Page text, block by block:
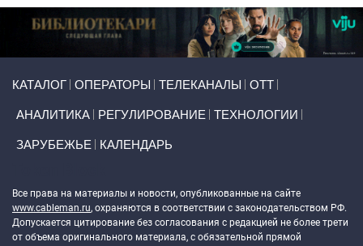
КАТАЛОГ ОПЕРАТОРЫ ТЕЛЕКАНАЛЫ ОТТ
АНАЛИТИКА РЕГУЛИРОВАНИЕ ТЕХНОЛОГИИ
ЗАРУБЕЖЬЕ КАЛЕНДАРЬ
Все права на материалы и новости, опубликованные на сайте
www.cableman.ru, охраняются в соответствии с законодательством РФ.
Допускается цитирование без согласования с редакцией не более трети
от объема оригинального материала, с обязательной прямой